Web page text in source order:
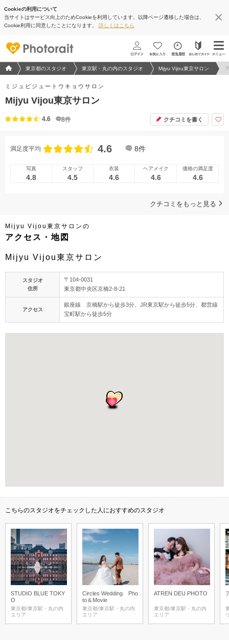
Cookieの利用について
当サイトはサービス向上のためCookieを利用しています。以降ページ遷移した場合は、
Cookie利用に同意したことになります。 詳しくはこちら
フォトウエディング/結婚写真のPhotorait ホーム
東京都のスタジオ 東京駅・丸の内のスタジオ Mijyu Vijou東京サロン
ミジュビジュートウキョウサロン
Mijyu Vijou東京サロン
4.6 8件 クチコミを書く
満足度平均 4.6 8件
写真
4.8
スタッフ
4.5
衣装
4.6
ヘアメイク
4.6
価格の満足度
4.6
クチコミをもっと見る
Mijyu Vijou東京サロンの
アクセス・地図
Mijyu Vijou東京サロン
スタジオ
住所
〒104-0031
東京都中央区京橋2-8-21
アクセス
銀座線 京橋駅から徒歩3分、JR東京駅から徒歩5分、都営線
宝町駅から徒歩5分
地図アプリで見る
こちらのスタジオをチェックした人におすすめのスタジオ
STUDIO BLUE TOKY
O
東京都/東京駅・丸の内
エリア
Circles Wedding Pho
to＆Movie
東京都/東京駅・丸の内
エリア
ATREN DEU PHOTO
東京都/東京駅・丸の内
エリア